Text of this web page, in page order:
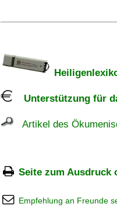
Unterstützung für
Artikel des
Seite zum Ausdruck
Empfehlung an Freunde